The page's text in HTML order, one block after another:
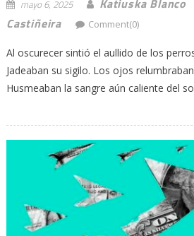
mayo 6, 2025
Katiuska Blanco
Castiñeira
Comment(0)
Al oscurecer sintió el aullido de los
Jadeaban su sigilo. Los ojos
Husmeaban la sangre aún caliente del